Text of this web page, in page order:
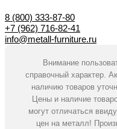
8 (800) 333-87-80
+7 (962) 716-82-41
info@metall-furniture.ru
Внимание
справочный характер.
наличию товаров
Цены и наличие
могут отличаться
цен на металл!